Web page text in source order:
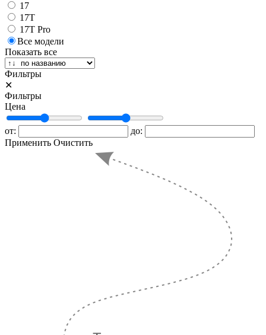
17
17T
17T Pro
Все модели
Показать все
Фильтры
✕
Фильтры
Цена
от:
до:
Применить Очистить